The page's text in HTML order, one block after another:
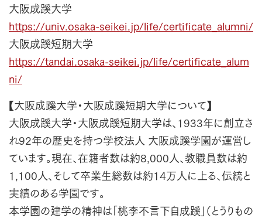
大阪成蹊大学
https://univ.osaka-seikei.jp/life/certificate_alumni/
大阪成蹊短期大学
https://tandai.osaka-seikei.jp/life/certificate_alum
ni/
【大阪成蹊大学・大阪成蹊短期大学について】
大阪成蹊大学・大阪成蹊短期大学は、1933年に創立さ
れ92年の歴史を持つ学校法人 大阪成蹊学園が運営し
ています。現在、在籍者数は約8,000人、教職員数は約
1,100人、そして卒業生総数は約14万人に上る、伝統と
実績のある学園です。
本学園の建学の精神は「桃李不言下自成蹊」（とうりもの